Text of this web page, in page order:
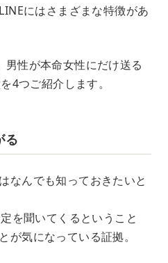
にはさまざまな特徴があ
性が本命女性にだけ送る
4つご紹介します。
る
なんでも知っておきたいと
を聞いてくるということ
が気になっている証拠。